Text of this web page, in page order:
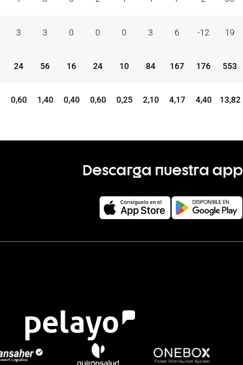
3 3 0 0 0 3 6 -12 19
24 56 16 24 10 84 167 176 553
0,60 1,40 0,40 0,60 0,25 2,10 4,17 4,40 13,82
Descarga nuestra app